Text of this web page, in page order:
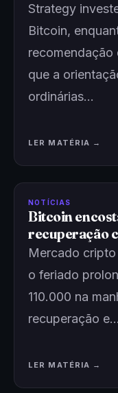
Strategy
Bitcoin,
recomendação
que a
ordinárias…
LER MATÉRIA →
NOTÍCIAS
Bitcoin
recuperação
Mercado cripto
o feriado
110.000 na
recuperação e…
LER MATÉRIA →